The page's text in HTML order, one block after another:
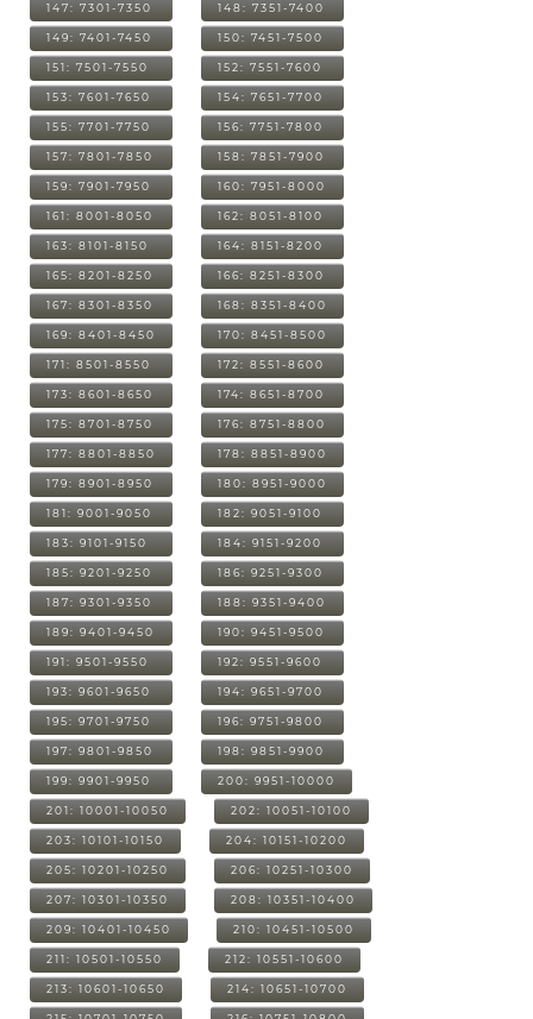
147: 7301-7350 148: 7351-7400
149: 7401-7450 150: 7451-7500
151: 7501-7550 152: 7551-7600
153: 7601-7650 154: 7651-7700
155: 7701-7750 156: 7751-7800
157: 7801-7850 158: 7851-7900
159: 7901-7950 160: 7951-8000
161: 8001-8050 162: 8051-8100
163: 8101-8150 164: 8151-8200
165: 8201-8250 166: 8251-8300
167: 8301-8350 168: 8351-8400
169: 8401-8450 170: 8451-8500
171: 8501-8550 172: 8551-8600
173: 8601-8650 174: 8651-8700
175: 8701-8750 176: 8751-8800
177: 8801-8850 178: 8851-8900
179: 8901-8950 180: 8951-9000
181: 9001-9050 182: 9051-9100
183: 9101-9150 184: 9151-9200
185: 9201-9250 186: 9251-9300
187: 9301-9350 188: 9351-9400
189: 9401-9450 190: 9451-9500
191: 9501-9550 192: 9551-9600
193: 9601-9650 194: 9651-9700
195: 9701-9750 196: 9751-9800
197: 9801-9850 198: 9851-9900
199: 9901-9950 200: 9951-10000
201: 10001-10050 202: 10051-10100
203: 10101-10150 204: 10151-10200
205: 10201-10250 206: 10251-10300
207: 10301-10350 208: 10351-10400
209: 10401-10450 210: 10451-10500
211: 10501-10550 212: 10551-10600
213: 10601-10650 214: 10651-10700